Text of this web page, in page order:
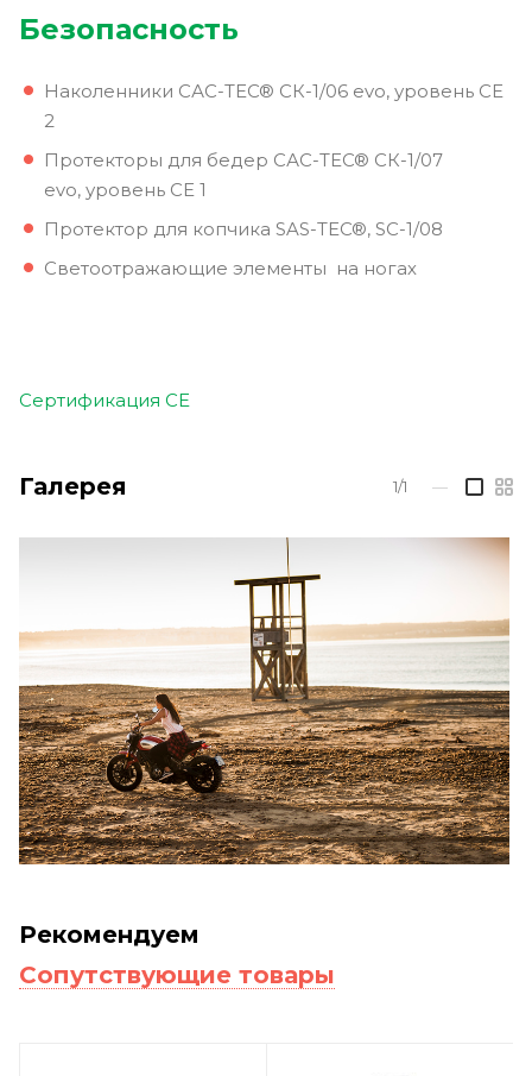
Безопасность
Наколенники САС-TEC® СК-1/06 evo, уровень CE
2
Протекторы для бедер САС-TEC® СК-1/07
evo, уровень CE 1
Протектор для копчика SAS-TEC®, SC-1/08
Светоотражающие элементы на ногах
Сертификация CE
Галерея 1/1 —
Рекомендуем
Сопутствующие товары